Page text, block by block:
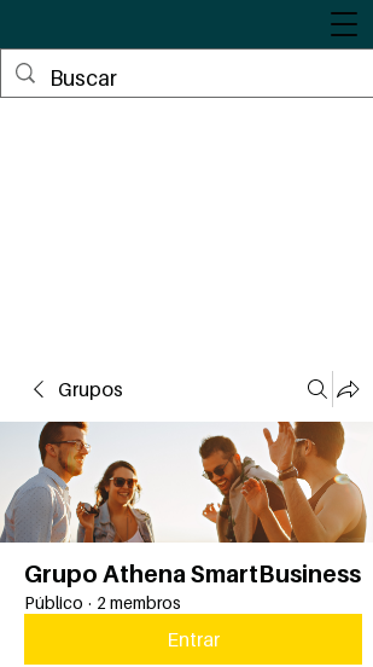
Grupos
Grupo Athena SmartBusiness
Público · 2 membros
Entrar